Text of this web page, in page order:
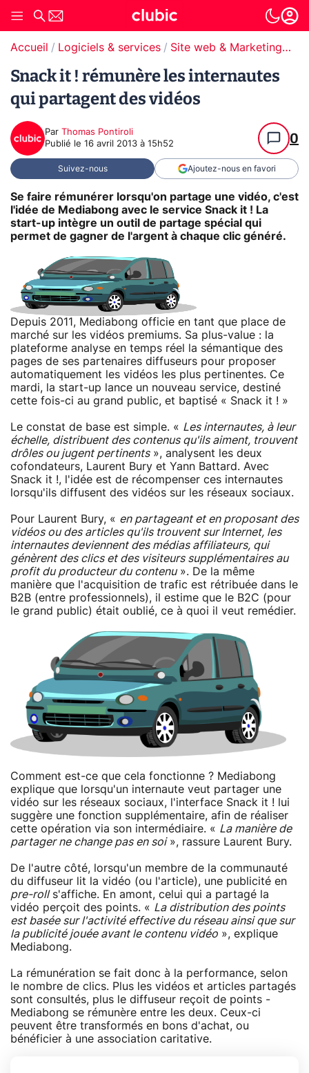
Accueil Logiciels & services Site web & Marketing Digital
Snack it ! rémunère les internautes
qui partagent des vidéos
Par Thomas Pontiroli
Publié le 16 avril 2013 à 15h52 0
Suivez-nous Ajoutez-nous en favori
Se faire rémunérer lorsqu'on partage une vidéo, c'est
l'idée de Mediabong avec le service Snack it ! La
start-up intègre un outil de partage spécial qui
permet de gagner de l'argent à chaque clic généré.
Depuis 2011, Mediabong officie en tant que place de
marché sur les vidéos premiums. Sa plus-value : la
plateforme analyse en temps réel la sémantique des
pages de ses partenaires diffuseurs pour proposer
automatiquement les vidéos les plus pertinentes. Ce
mardi, la start-up lance un nouveau service, destiné
cette fois-ci au grand public, et baptisé « Snack it ! »
Le constat de base est simple. « Les internautes, à leur
échelle, distribuent des contenus qu'ils aiment, trouvent
drôles ou jugent pertinents», analysent les deux
cofondateurs, Laurent Bury et Yann Battard. Avec
Snack it !, l'idée est de récompenser ces internautes
lorsqu'ils diffusent des vidéos sur les réseaux sociaux.
Pour Laurent Bury, « en partageant et en proposant des
vidéos ou des articles qu'ils trouvent sur Internet, les
internautes deviennent des médias affiliateurs, qui
génèrent des clics et des visiteurs supplémentaires au
profit du producteur du contenu». De la même
manière que l'acquisition de trafic est rétribuée dans le
B2B (entre professionnels), il estime que le B2C (pour
le grand public) était oublié, ce à quoi il veut remédier.
Comment est-ce que cela fonctionne ? Mediabong
explique que lorsqu'un internaute veut partager une
vidéo sur les réseaux sociaux, l'interface Snack it ! lui
suggère une fonction supplémentaire, afin de réaliser
cette opération via son intermédiaire. « La manière de
partager ne change pas en soi», rassure Laurent Bury.
De l'autre côté, lorsqu'un membre de la communauté
du diffuseur lit la vidéo (ou l'article), une publicité en
pre-rolls'affiche. En amont, celui qui a partagé la
vidéo perçoit des points. « La distribution des points
est basée sur l'activité effective du réseau ainsi que sur
la publicité jouée avant le contenu vidéo », explique
Mediabong.
La rémunération se fait donc à la performance, selon
le nombre de clics. Plus les vidéos et articles partagés
sont consultés, plus le diffuseur reçoit de points -
Mediabong se rémunère entre les deux. Ceux-ci
peuvent être transformés en bons d'achat, ou
bénéficier à une association caritative.